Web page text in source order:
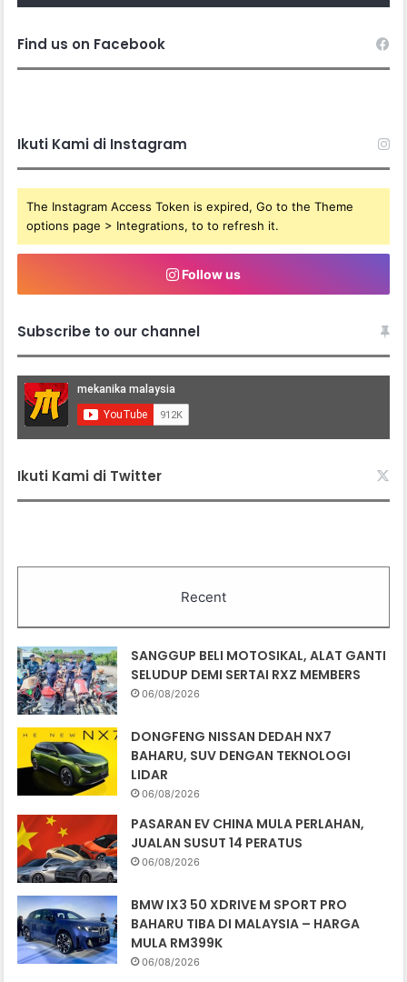
Find us on Facebook
Ikuti Kami di Instagram
The Instagram Access Token is expired, Go to the Theme
options page > Integrations, to to refresh it.
Follow us
Subscribe to our channel
Ikuti Kami di Twitter
Recent
SANGGUP BELI MOTOSIKAL, ALAT GANTI
SELUDUP DEMI SERTAI RXZ MEMBERS
06/08/2026
DONGFENG NISSAN DEDAH NX7
BAHARU, SUV DENGAN TEKNOLOGI
LIDAR
06/08/2026
PASARAN EV CHINA MULA PERLAHAN,
JUALAN SUSUT 14 PERATUS
06/08/2026
BMW IX3 50 XDRIVE M SPORT PRO
BAHARU TIBA DI MALAYSIA – HARGA
MULA RM399K
06/08/2026